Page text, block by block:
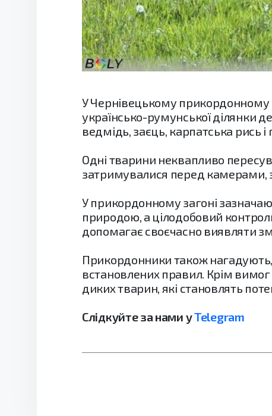
У Чернівецькому прикордонному
українсько-румунської ділянки
ведмідь, заєць, карпатська рись і
Одні тварини неквапливо
затримувалися перед
У прикордонному загоні
природою, а цілодобовий
допомагає своєчасно виявляти
Прикордонники також
встановлених правил. Крім
диких тварин, які становлять
Слідкуйте за нами уTelegram